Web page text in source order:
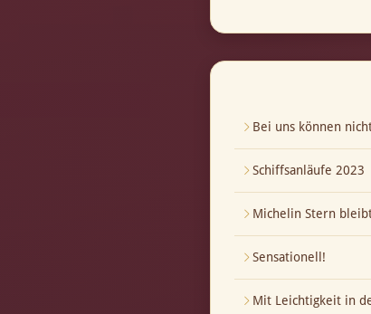
Bei uns können
Schiffsanläufe 2023
Michelin Stern
Sensationell!
Mit Leichtigkeit in